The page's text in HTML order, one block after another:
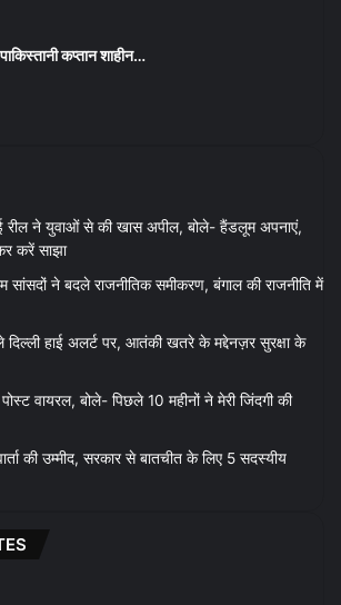
पाकिस्तानी कप्तान शाहीन…
रील ने युवाओं से की खास अपील, बोले- हैंडलूम अपनाएं,
करें साझा
सांसदों ने बदले राजनीतिक समीकरण, बंगाल की राजनीति में
हाई अलर्ट पर, आतंकी खतरे के मद्देनज़र सुरक्षा के
वायरल, बोले- पिछले 10 महीनों ने मेरी जिंदगी की
की उम्मीद, सरकार से बातचीत के लिए 5 सदस्यीय